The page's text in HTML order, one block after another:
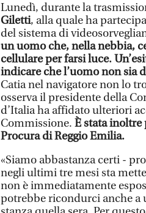
Lunedì, durante la
Giletti, alla quale ha
del sistema di
un uomo che, nella nebbia,
cellulare per farsi luce.
indicare che l’uomo non sia
Catia nel navigatore non lo
osserva il presidente della
d’Italia ha affidato ulteriori
Commissione. È stata inoltre
Procura di Reggio Emilia.
«Siamo abbastanza certi -
negli ultimi tre mesi sta
non è immediatamente
potrebbe ricondurci anche a